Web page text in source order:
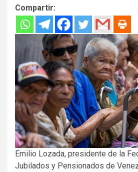
Compartir:
Emilio Lozada, presidente de la
Jubilados y Pensionados de